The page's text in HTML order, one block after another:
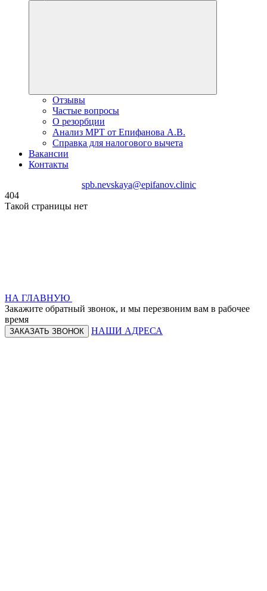
Отзывы
Частые вопросы
О резорбции
Анализ МРТ от Епифанова А.В.
Справка для налогового вычета
Вакансии
Контакты
spb.nevskaya@epifanov.clinic
404
Такой страницы нет
НА ГЛАВНУЮ
Закажите обратный звонок, и мы перезвоним вам в рабочее
время
ЗАКАЗАТЬ ЗВОНОК НАШИ АДРЕСА